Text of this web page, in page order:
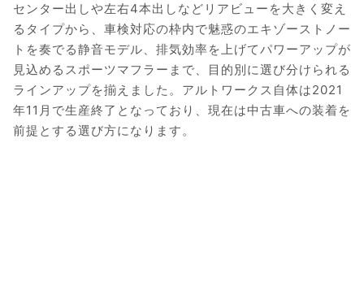
センター出しや左右4本出しなどリアビューを大きく変え
るタイプから、車検対応の枠内で魅惑のエキゾーストノー
トを奏でる静音モデル、排気効率を上げてパワーアップが
見込めるスポーツマフラーまで、目的別に選び分けられる
ラインアップを揃えました。アルトワークス自体は2021
年11月で生産終了となっており、現在は中古車への装着を
前提とする選び方になります。